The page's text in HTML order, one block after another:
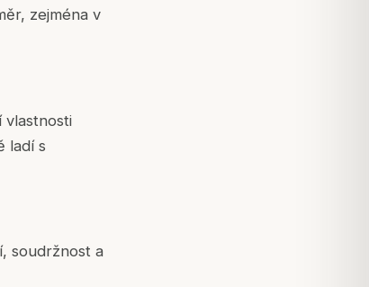
zejména v
vlastnosti
ladí s
soudržnost a